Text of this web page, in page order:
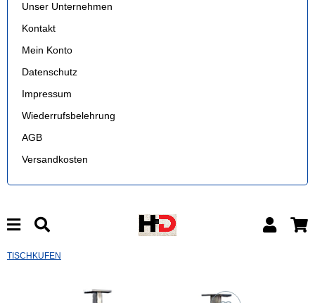
Unser Unternehmen
Kontakt
Mein Konto
Datenschutz
Impressum
Wiederrufsbelehrung
AGB
Versandkosten
TISCHKUFEN